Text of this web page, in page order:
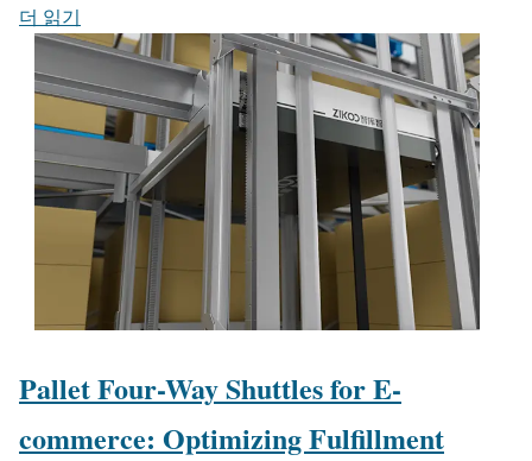
더 읽기
Pallet Four-Way Shuttles for E-
commerce: Optimizing Fulfillment